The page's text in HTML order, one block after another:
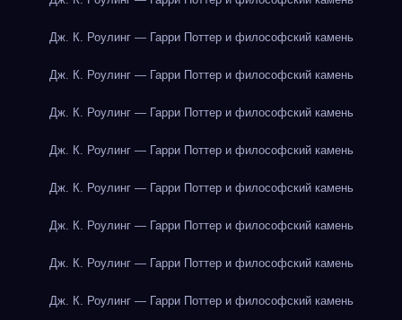
Дж. К. Роулинг — Гарри Поттер и философский камень
Дж. К. Роулинг — Гарри Поттер и философский камень
Дж. К. Роулинг — Гарри Поттер и философский камень
Дж. К. Роулинг — Гарри Поттер и философский камень
Дж. К. Роулинг — Гарри Поттер и философский камень
Дж. К. Роулинг — Гарри Поттер и философский камень
Дж. К. Роулинг — Гарри Поттер и философский камень
Дж. К. Роулинг — Гарри Поттер и философский камень